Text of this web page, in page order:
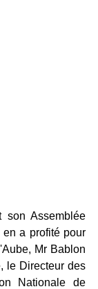
Assemblée
en a profité pour
Mr Bablon
le Directeur des
Nationale de